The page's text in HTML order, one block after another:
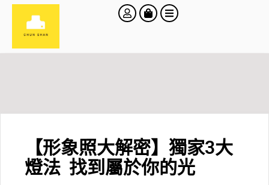
【形象照大解密】獨家3大
燈法 找到屬於你的光